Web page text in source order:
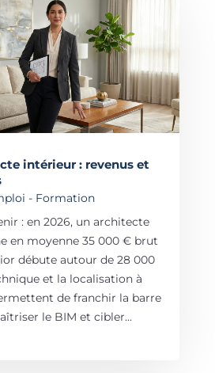
intérieur : revenus et
- Formation
: en 2026, un architecte
en moyenne 35 000 € brut
débute autour de 28 000
et la localisation à
de franchir la barre
le BIM et cibler...